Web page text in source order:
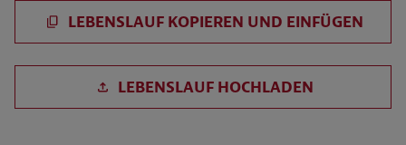
LEBENSLAUF KOPIEREN UND EINFÜGEN
LEBENSLAUF HOCHLADEN